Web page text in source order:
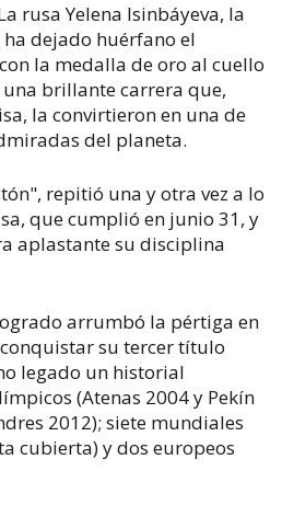
rusa Yelena Isinbáyeva, la
dejado huérfano el
la medalla de oro al cuello
brillante carrera que,
la convirtieron en una de
del planeta.
repitió una y otra vez a lo
que cumplió en junio 31, y
aplastante su disciplina
arrumbó la pértiga en
su tercer título
legado un historial
(Atenas 2004 y Pekín
2012); siete mundiales
cubierta) y dos europeos